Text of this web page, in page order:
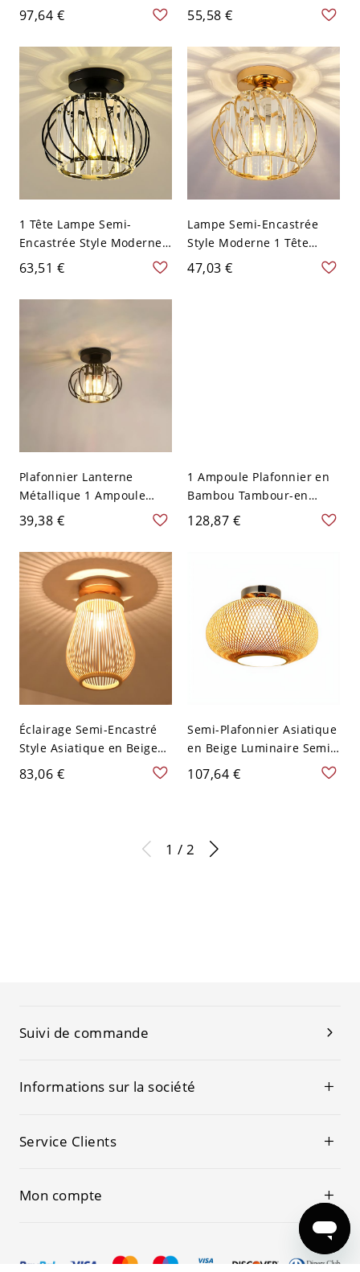
Montage Semi-Encastré
de Boule en Cristal - Or
110 V-120 V
97,64 €
Lampe Semi-Encastrée
Style Moderne - Or 110 V-
120 V
55,58 €
1 Tête Lampe Semi-
Encastrée Style Moderne
Semi-Plafonnier Abat-Jour
Lanterne en Cristal - Noir
110 V-120 V
63,51 €
Lampe Semi-Encastrée
Style Moderne 1 Tête
Semi-Plafonnier Lanterne
en Cristal - Or 110 V-120 V
47,03 €
Plafonnier Lanterne
Métallique 1 Ampoule
Lampe Encastrée Style
Noir 110 V-120 V 16,51 cm
39,38 €
1 Ampoule Plafonnier en
Bambou Tambour-en
Forme Style Asiatique
128,87 €
Éclairage Semi-Encastré
Style Asiatique en Beige
Semi-Plafonnier 1 Tête en
Bambou - Bois 110 V-120 V
83,06 €
Semi-Plafonnier Asiatique
en Beige Luminaire Semi-
Encastré 1 Tête en
Bambou Design de
107,64 €
1 / 2
Suivi de commande
Informations sur la société
Service Clients
Mon compte